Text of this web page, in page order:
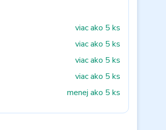
viac ako 5 ks
viac ako 5 ks
viac ako 5 ks
viac ako 5 ks
menej ako 5 ks